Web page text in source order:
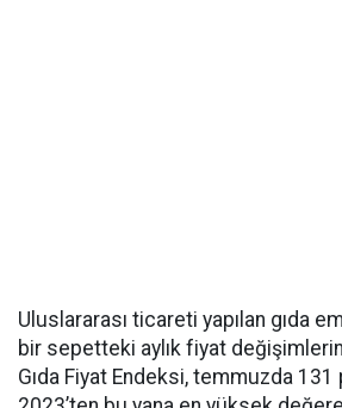
Uluslararası ticareti yapılan gıda
bir sepetteki aylık fiyat
Gıda Fiyat Endeksi, temmuzda 131